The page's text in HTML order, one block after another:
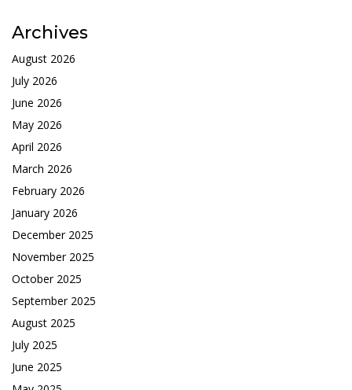
Archives
August 2026
July 2026
June 2026
May 2026
April 2026
March 2026
February 2026
January 2026
December 2025
November 2025
October 2025
September 2025
August 2025
July 2025
June 2025